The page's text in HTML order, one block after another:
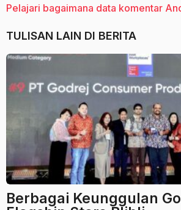
Pelajari bagaimana data komentar
TULISAN LAIN DI BERITA
Berbagai Keunggulan